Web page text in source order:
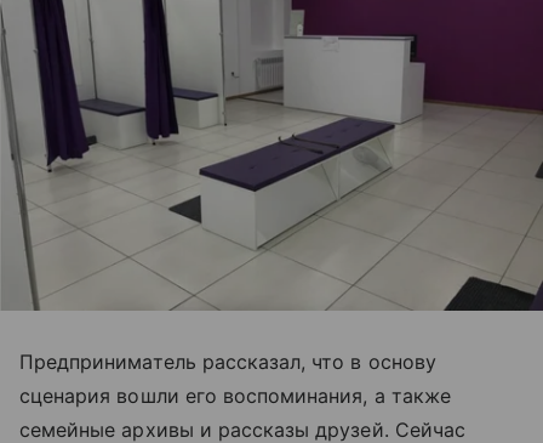
Предприниматель рассказал, что в основу
сценария вошли его воспоминания, а также
семейные архивы и рассказы друзей. Сейчас